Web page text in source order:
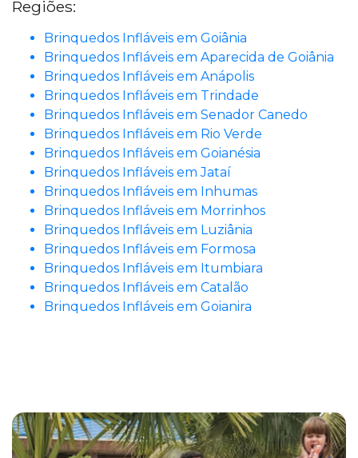
Regiões:
Brinquedos Infláveis em Goiânia
Brinquedos Infláveis em Aparecida de Goiânia
Brinquedos Infláveis em Anápolis
Brinquedos Infláveis em Trindade
Brinquedos Infláveis em Senador Canedo
Brinquedos Infláveis em Rio Verde
Brinquedos Infláveis em Goianésia
Brinquedos Infláveis em Jataí
Brinquedos Infláveis em Inhumas
Brinquedos Infláveis em Morrinhos
Brinquedos Infláveis em Luziânia
Brinquedos Infláveis em Formosa
Brinquedos Infláveis em Itumbiara
Brinquedos Infláveis em Catalão
Brinquedos Infláveis em Goianira